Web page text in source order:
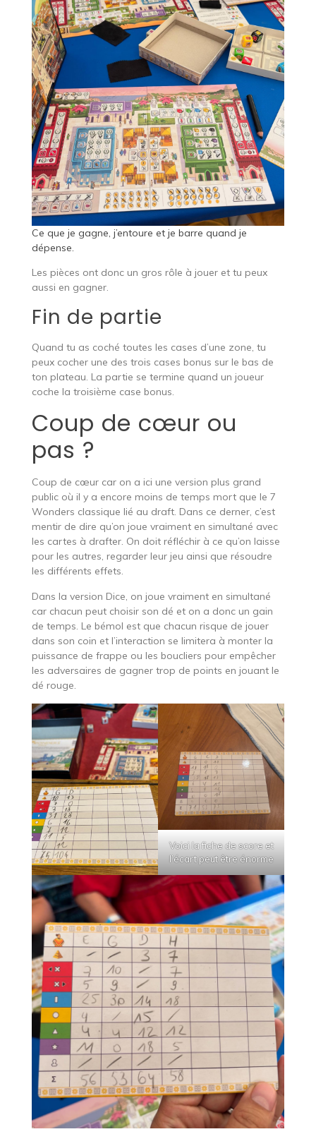
Ce que je gagne, j’entoure et je barre quand je
dépense.
Les pièces ont donc un gros rôle à jouer et tu peux
aussi en gagner.
Fin de partie
Quand tu as coché toutes les cases d’une zone, tu
peux cocher une des trois cases bonus sur le bas de
ton plateau. La partie se termine quand un joueur
coche la troisième case bonus.
Coup de cœur ou
pas ?
Coup de cœur car on a ici une version plus grand
public où il y a encore moins de temps mort que le 7
Wonders classique lié au draft. Dans ce derner, c’est
mentir de dire qu’on joue vraiment en simultané avec
les cartes à drafter. On doit réfléchir à ce qu’on laisse
pour les autres, regarder leur jeu ainsi que résoudre
les différents effets.
Dans la version Dice, on joue vraiment en simultané
car chacun peut choisir son dé et on a donc un gain
de temps. Le bémol est que chacun risque de jouer
dans son coin et l’interaction se limitera à monter la
puissance de frappe ou les boucliers pour empêcher
les adversaires de gagner trop de points en jouant le
dé rouge.
Voici la fiche de score et
l’écart peut être énorme